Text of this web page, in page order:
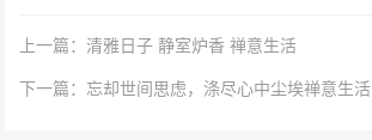
上一篇：清雅日子 静室炉香 禅意生活
下一篇：忘却世间思虑，涤尽心中尘埃禅意生活